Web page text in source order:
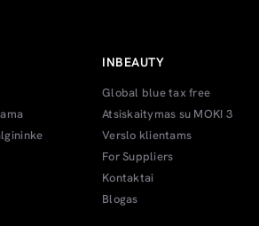
INBEAUTY
Global blue tax free
Atsiskaitymas su MOKI 3
Verslo klientams
For Suppliers
Kontaktai
Blogas